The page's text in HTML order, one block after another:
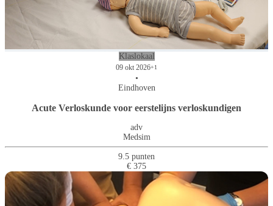
Klaslokaal
09 okt 2026+1
•
Eindhoven
Acute Verloskunde voor eerstelijns verloskundigen
adv
Medsim
9.5 punten
€ 375